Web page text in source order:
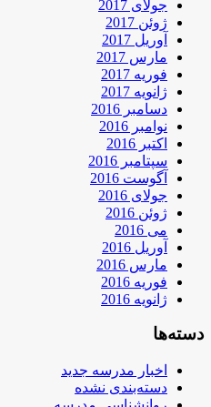
جولای 2017
ژوئن 2017
آوریل 2017
مارس 2017
فوریه 2017
ژانویه 2017
دسامبر 2016
نوامبر 2016
اکتبر 2016
سپتامبر 2016
آگوست 2016
جولای 2016
ژوئن 2016
می 2016
آوریل 2016
مارس 2016
فوریه 2016
ژانویه 2016
دسته‌ها
اخبار مدرسه جدید
دسته‌بندی نشده